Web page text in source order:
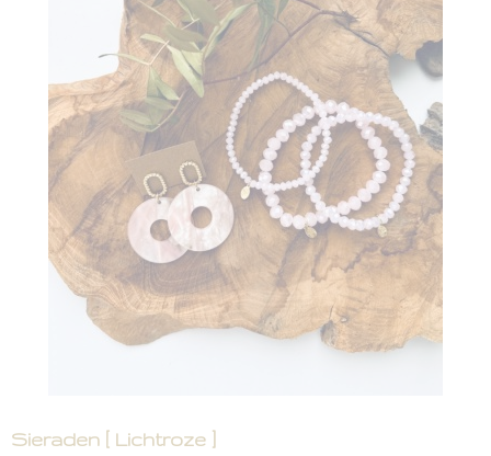
Sieraden [ Lichtroze ]